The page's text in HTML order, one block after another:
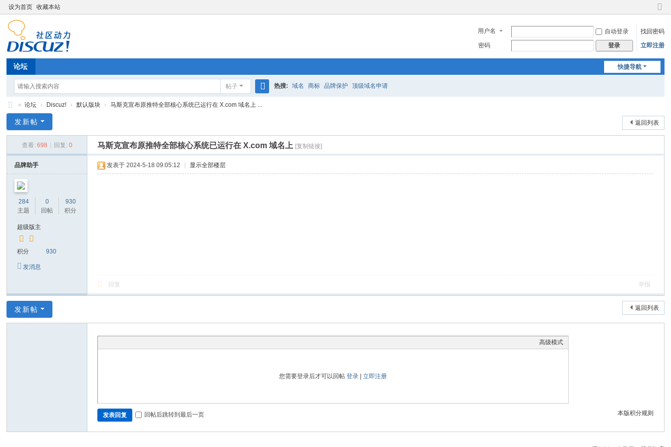
设为首页 收藏本站
切
到
窄
用户名 自动登录
找回密码
密码
登录 立即注册
快捷导航
论坛
帖子 热搜: 域名 商标 品牌保护 顶级域名申请
信
库
论
坛
» 论坛 › Discuz! › 默认版块 › 马斯克宣布原推特全部核心系统已运行在 X.com 域名上 ...
返回列表
发新帖
查看: 698 回复: 0 马斯克宣布原推特全部核心系统已运行在 X.com 域名上 [复制链接]
品牌助手
284
主题
0
回帖
930
积分
超级版主
积分 930
发消息
发表于 2024-5-18 09:05:12 显示全部楼层
回复 举报
返回列表
发新帖
高级模式
您需要登录后才可以回帖登录 |立即注册
本版积分规则
发表回复 回帖后跳转到最后一页